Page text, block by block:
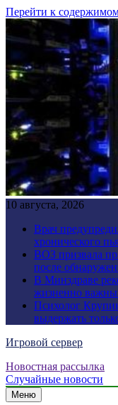
Перейти к
10 августа, 2026
Врач
хронического
ВОЗ призвала
после
В Минздраве
жизненно
Психолог
выдержать
Игровой сервер
Новостная рассылка
Случайные новости
Меню